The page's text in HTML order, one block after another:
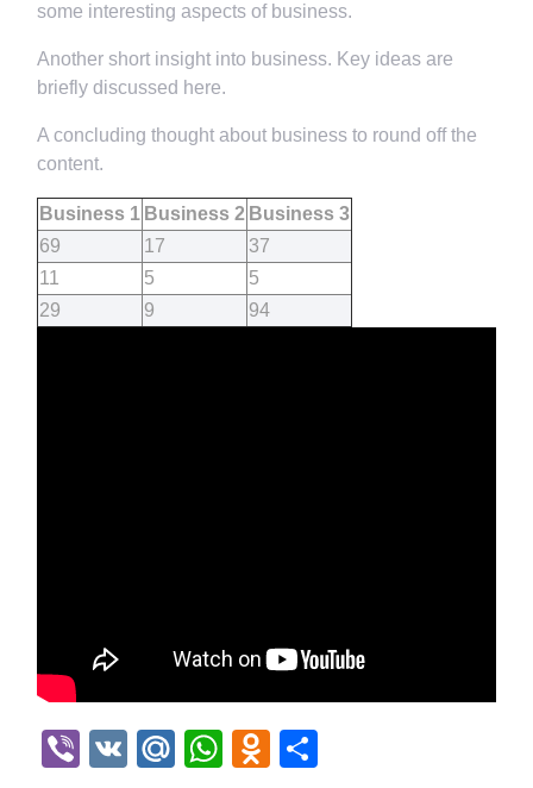
some interesting aspects of business.
Another short insight into business. Key ideas are
briefly discussed here.
A concluding thought about business to round off the
content.
Business 1 Business 2 Business 3
69
17
37
11
5
5
29
9 94
Viber
VK Mail.Ru
WhatsApp
Odnoklassniki